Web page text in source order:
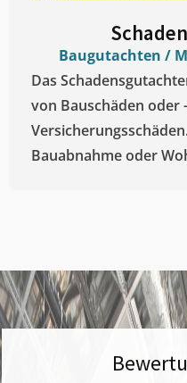
Baugutachten /
Das
von Bauschäden oder
Bauabnahme oder